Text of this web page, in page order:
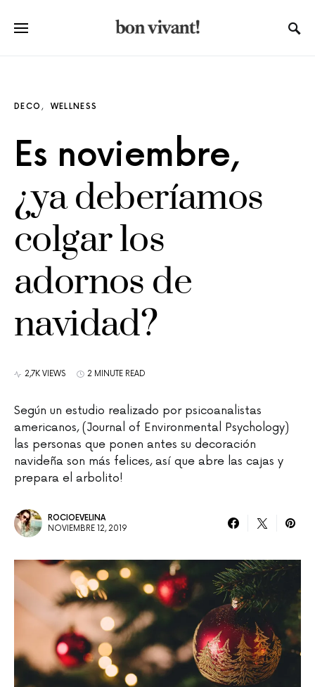
DECO WELLNESS
Es noviembre,
¿ya deberíamos
colgar los
adornos de
navidad?
2,7K VIEWS 2 MINUTE READ
Según un estudio realizado por psicoanalistas
americanos, (Journal of Environmental Psychology)
las personas que ponen antes su decoración
navideña son más felices, así que abre las cajas y
prepara el arbolito!
ROCIOEVELINA
NOVIEMBRE 12, 2019